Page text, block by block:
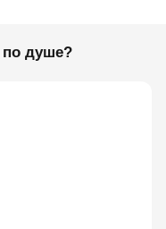
по душе?